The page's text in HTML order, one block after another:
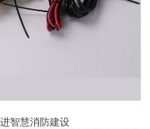
智慧消防建设